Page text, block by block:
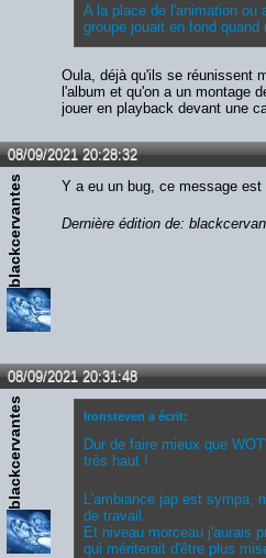
A la place de l'animation ou
groupe jouait en fond quand
Oula, déjà qu'ils se réunissent
l'album et qu'on a un montage
jouer en playback devant une
08/09/2021 20:28:32
blackcervantes Y a eu un bug, ce message est
Dernière édition de:
08/09/2021 20:31:48
blackcervantes Ironsteven a écrit:
Dur de faire mieux que
très haut !
L'ambiance jap est sympa,
de travail.
Et niveau morceau j'aurais
qui mériterait d'être plus